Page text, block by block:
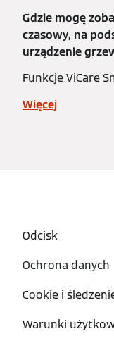
Gdzie mogę
czasowy, na
urządzenie
Funkcje ViCare
Więcej
Odcisk
Ochrona danych
Cookie i
Warunki